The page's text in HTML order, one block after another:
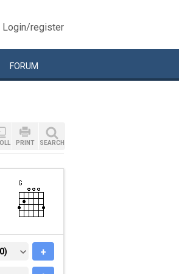
Login/register
FORUM
PRINT SEARCH
+